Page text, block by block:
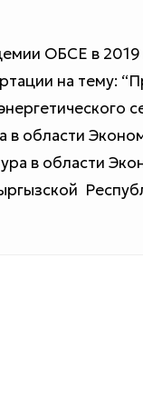
ОБСЕ в
на тему:
в области
в области